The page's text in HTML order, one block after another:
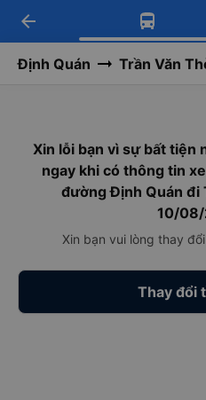
Tải app
Nhận ưu đãi
Tải app Vexere
-30k/ghế khi đặt
arrow_back
Định Quán Trần Văn
Xin lỗi bạn vì sự bất tiện
ngay khi có thông tin
đường Định Quán đi
10/
Xin bạn vui lòng thay
Thay đổi